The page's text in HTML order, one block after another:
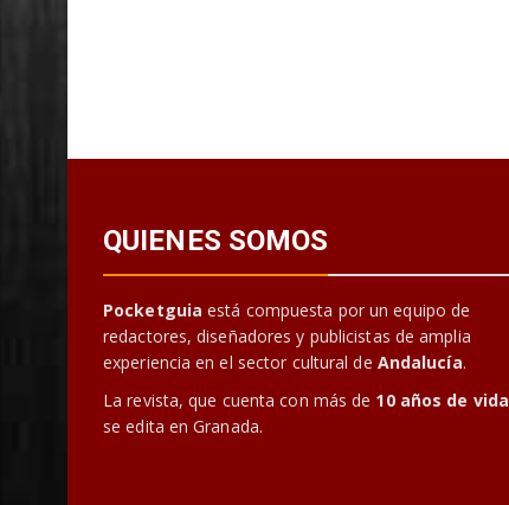
QUIENES SOMOS
Pocketguia está compuesta por un equipo de
redactores, diseñadores y publicistas de amplia
experiencia en el sector cultural de Andalucía.
La revista, que cuenta con más de 10 años de vida
se edita en Granada.